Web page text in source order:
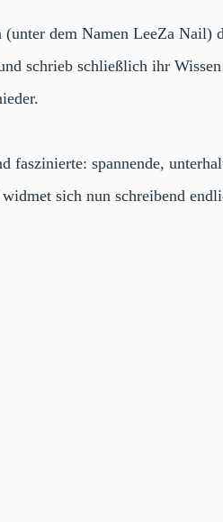
dem Namen LeeZa Nail)
schrieb schließlich ihr
spannende,
sich nun schreibend